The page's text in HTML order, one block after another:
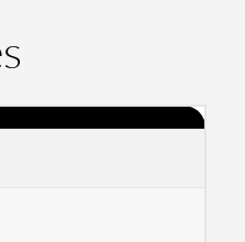
Deze serie combineert
functionaliteit.
essentiële onderdelen
een luxe douche-
met een